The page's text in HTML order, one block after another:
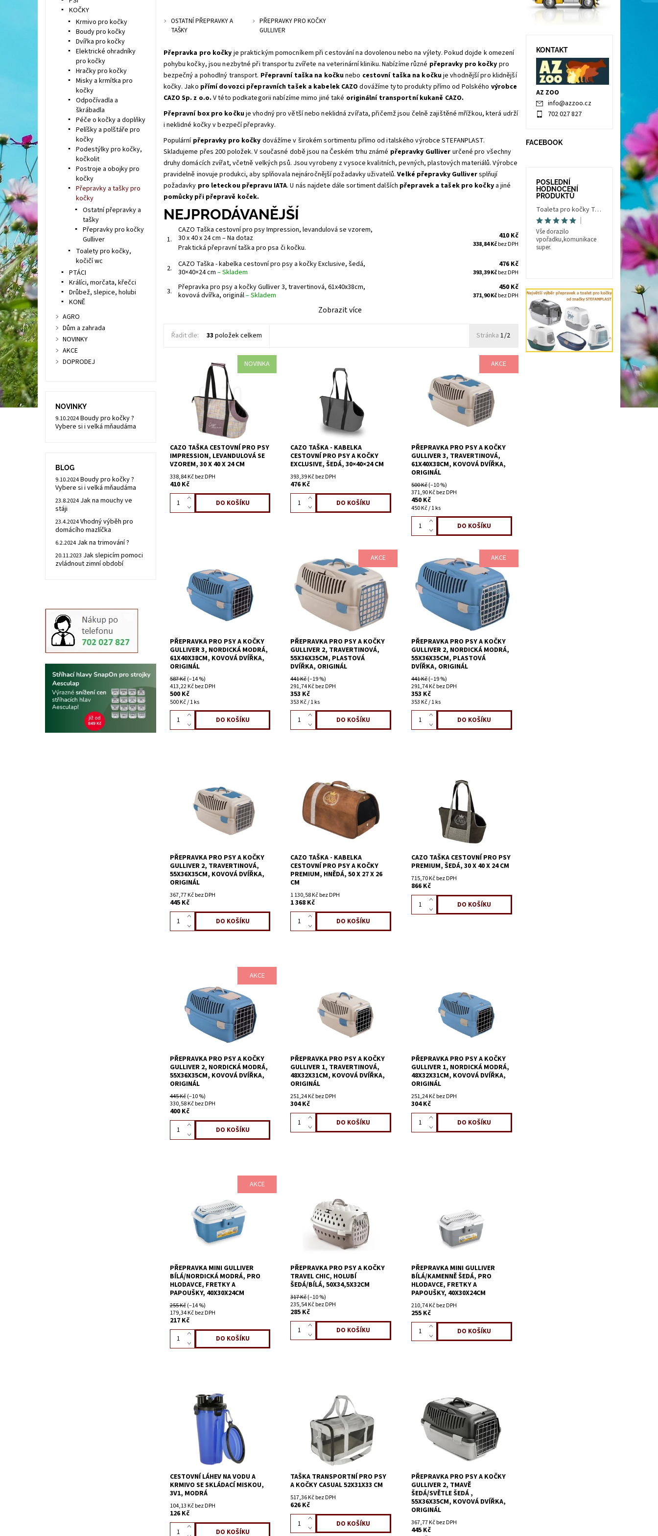
OSTATNÍ PŘEPRAVKY A
TAŠKY
PŘEPRAVKY PRO KOČKY
GULLIVER
Přepravka pro kočky je praktickým pomocníkem při cestování na dovolenou nebo na výlety. Pokud dojde k omezení
pohybu kočky, jsou nezbytné při transportu zvířete na veterinární kliniku. Nabízíme různé přepravky pro kočky pro
bezpečný a pohodlný transport. Přepravní taška na kočkunebo cestovní taška na kočkuje vhodnější pro klidnější
kočky. Jako přímí dovozci přepravních tašek a kabelek CAZO dovážíme tyto produkty přímo od Polského výrobce
CAZO Sp. z o.o.V této podkategorii nabízíme mimo jiné také originální transportní kukaně CAZO.
Přepravní box pro kočkuje vhodný pro větší nebo neklidná zvířata, přičemž jsou čelně zajištěné mřížkou, která udrží
i neklidné kočky v bezpečí přepravky.
Populární přepravky pro kočky dovážíme v širokém sortimentu přímo od italského výrobce STEFANPLAST.
Skladujeme přes 200 položek. V současné době jsou na Českém trhu známé přepravky Gulliver určené pro všechny
druhy domácích zvířat, včetně velkých psů. Jsou vyrobeny z vysoce kvalitních, pevných, plastových materiálů. Výrobce
pravidelně inovuje produkci, aby splňovala nejnáročnější požadavky uživatelů.Velké přepravky Gulliversplňují
požadavky pro leteckou přepravu IATA. U nás najdete dále sortiment dalších přepravek a tašek pro kočkya jiné
pomůcky při přepravě koček.
NEJPRODÁVANĚJŠÍ
1.
CAZO Taška cestovní pro psy Impression, levandulová se vzorem,
30 x 40 x 24 cm–Na dotaz
Praktická přepravní taška pro psa či kočku.
410 Kč
338,84 Kčbez DPH
2.
CAZO Taška - kabelka cestovní pro psy a kočky Exclusive, šedá,
30×40×24 cm–Skladem
476 Kč
393,39 Kčbez DPH
3.
Přepravka pro psy a kočky Gulliver 3, travertinová, 61x40x38cm,
kovová dvířka, originál–Skladem
450 Kč
371,90 Kčbez DPH
Zobrazit více
Řadit dle: 33 položek celkem Stránka 1/2
NOVINKA
CAZO TAŠKA CESTOVNÍ PRO PSY
IMPRESSION, LEVANDULOVÁ SE
VZOREM, 30 X 40 X 24 CM
338,84 Kč bez DPH
410 Kč
CAZO TAŠKA - KABELKA
CESTOVNÍ PRO PSY A KOČKY
EXCLUSIVE, ŠEDÁ, 30×40×24 CM
393,39 Kč bez DPH
476 Kč
AKCE
PŘEPRAVKA PRO PSY A KOČKY
GULLIVER 3, TRAVERTINOVÁ,
61X40X38CM, KOVOVÁ DVÍŘKA,
ORIGINÁL
500 Kč(–10 %)
371,90 Kč bez DPH
450 Kč
450 Kč / 1 ks
PŘEPRAVKA PRO PSY A KOČKY
GULLIVER 3, NORDICKÁ MODRÁ,
61X40X38CM, KOVOVÁ DVÍŘKA,
ORIGINÁL
587 Kč(–14 %)
413,22 Kč bez DPH
500 Kč
500 Kč / 1 ks
AKCE
PŘEPRAVKA PRO PSY A KOČKY
GULLIVER 2, TRAVERTINOVÁ,
55X36X35CM, PLASTOVÁ
DVÍŘKA, ORIGINÁL
441 Kč(–19 %)
291,74 Kč bez DPH
353 Kč
353 Kč / 1 ks
AKCE
PŘEPRAVKA PRO PSY A KOČKY
GULLIVER 2, NORDICKÁ MODRÁ,
55X36X35CM, PLASTOVÁ
DVÍŘKA, ORIGINÁL
441 Kč(–19 %)
291,74 Kč bez DPH
353 Kč
353 Kč / 1 ks
PŘEPRAVKA PRO PSY A KOČKY
GULLIVER 2, TRAVERTINOVÁ,
55X36X35CM, KOVOVÁ DVÍŘKA,
ORIGINÁL
367,77 Kč bez DPH
445 Kč
CAZO TAŠKA - KABELKA
CESTOVNÍ PRO PSY A KOČKY
PREMIUM, HNĚDÁ, 50 X 27 X 26
CM
1 130,58 Kč bez DPH
1 368 Kč
CAZO TAŠKA CESTOVNÍ PRO PSY
PREMIUM, ŠEDÁ, 30 X 40 X 24 CM
715,70 Kč bez DPH
866 Kč
AKCE
PŘEPRAVKA PRO PSY A KOČKY
GULLIVER 2, NORDICKÁ MODRÁ,
55X36X35CM, KOVOVÁ DVÍŘKA,
ORIGINÁL
445 Kč(–10 %)
330,58 Kč bez DPH
400 Kč
PŘEPRAVKA PRO PSY A KOČKY
GULLIVER 1, TRAVERTINOVÁ,
48X32X31CM, KOVOVÁ DVÍŘKA,
ORIGINÁL
251,24 Kč bez DPH
304 Kč
PŘEPRAVKA PRO PSY A KOČKY
GULLIVER 1, NORDICKÁ MODRÁ,
48X32X31CM, KOVOVÁ DVÍŘKA,
ORIGINÁL
251,24 Kč bez DPH
304 Kč
AKCE
PŘEPRAVKA MINI GULLIVER
BÍLÁ/NORDICKÁ MODRÁ, PRO
HLODAVCE, FRETKY A
PAPOUŠKY, 40X30X24CM
255 Kč(–14 %)
179,34 Kč bez DPH
217 Kč
PŘEPRAVKA PRO PSY A KOČKY
TRAVEL CHIC, HOLUBÍ
ŠEDÁ/BÍLÁ, 50X34,5X32CM
317 Kč(–10 %)
235,54 Kč bez DPH
285 Kč
PŘEPRAVKA MINI GULLIVER
BÍLÁ/KAMENNĚ ŠEDÁ, PRO
HLODAVCE, FRETKY A
PAPOUŠKY, 40X30X24CM
210,74 Kč bez DPH
255 Kč
CESTOVNÍ LÁHEV NA VODU A
KRMIVO SE SKLÁDACÍ MISKOU,
3V1, MODRÁ
104,13 Kč bez DPH
126 Kč
TAŠKA TRANSPORTNÍ PRO PSY
A KOČKY CASUAL 52X31X33 CM
517,36 Kč bez DPH
626 Kč
PŘEPRAVKA PRO PSY A KOČKY
GULLIVER 2, TMAVĚ
ŠEDÁ/SVĚTLE ŠEDÁ ,
55X36X35CM, KOVOVÁ DVÍŘKA,
ORIGINÁL
367,77 Kč bez DPH
445 Kč
KOČKY
Krmivo pro kočky
Boudy pro kočky
Dvířka pro kočky
Elektrické ohradníky
pro kočky
Hračky pro kočky
Misky a krmítka pro
kočky
Odpočívadla a
škrábadla
Péče o kočky a doplňky
Pelíšky a polštáře pro
kočky
Podestýlky pro kočky,
kočkolit
Postroje a obojky pro
kočky
Přepravky a tašky pro
kočky
Ostatní přepravky a
tašky
Přepravky pro kočky
Gulliver
Toalety pro kočky,
kočičí wc
PTÁCI
Králíci, morčata, křečci
Drůbež, slepice, holubi
KONĚ
AGRO
Dům a zahrada
NOVINKY
AKCE
DOPRODEJ
NOVINKY
9.10.2024Boudy pro kočky ?
Vybere si i velká mňaudáma
BLOG
9.10.2024Boudy pro kočky ?
Vybere si i velká mňaudáma
23.8.2024 Jak na mouchy ve
stáji
23.4.2024Vhodný výběh pro
domácího mazlíčka
6.2.2024 Jak na trimování ?
20.11.2023 Jak slepicím pomoci
zvládnout zimní období
KONTAKT
AZ ZOO
info@azzoo.cz
702 027 827
FACEBOOK
POSLEDNÍ
HODNOCENÍ
PRODUKTŮ
Toaleta pro kočky Trés Chic Indoor Filter, krytá - kočičí WC s filtrem, holubí šedá/bílá
|
Vše dorazilo
vpořadku,komunikace
super.